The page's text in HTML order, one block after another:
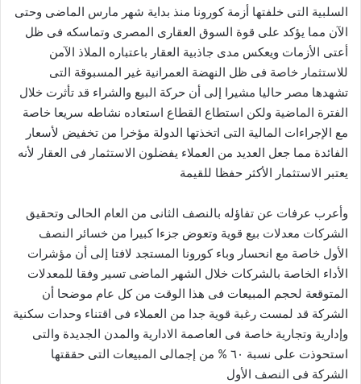
السلبية التى خلفتها أزمة كورونا منذ بداية شهر مارس الماضى وحتى
الآن مما يؤكد على قوة السوق العقارى المصرى وتماسكه فى ظل
أعتى الأزمات ويعكس مدى جاذبية العقار باعتباره الملاذ الآمن
للاستثمار خاصة فى ظل النهضة العمرانية غير المسبوقة التى
تشهدها مصر حاليا مشيرا إلى أن حركة البيع والشراء قد تأثرت خلال
الفترة الماضية ولكن استطاع القطاع استعاده نشاطه سريعا خاصة
مع الإجراءات المالية التى اتخذتها الدولة مؤخرا من تخفيض لأسعار
الفائدة مما جعل العديد من العملاء يفضلون الاستثمار فى العقار لأنه
يعتبر الاستثمار الأكثر حفظا للقيمة
وأعرب عرفات عن تفاؤله بالنصف الثانى من العام الحالى وتحقيق
الشركات معدلات بيع قوية وتعوض جزءا كبيرا من خسائر النصف
الأول خاصة مع انحسار وباء كورونا المستجد لافتا إلى أن مؤشرات
الأداء الخاصة بالشركات خلال الشهر الماضى تسير وفقا للمعدلات
المتوقعة لحجم المبيعات فى هذا الوقت من كل عام موضحا أن
الشركة قد لمست رغبة قوية جدا من العملاء فى اقتناء وحدات سكنية
وإدارية وتجارية خاصة فى العاصمة الادارية والمدن الجديدة والتى
استحوذت على نسبة ٦٠ % من إجمالى المبيعات التى حققتها
الشركة فى النصف الأول